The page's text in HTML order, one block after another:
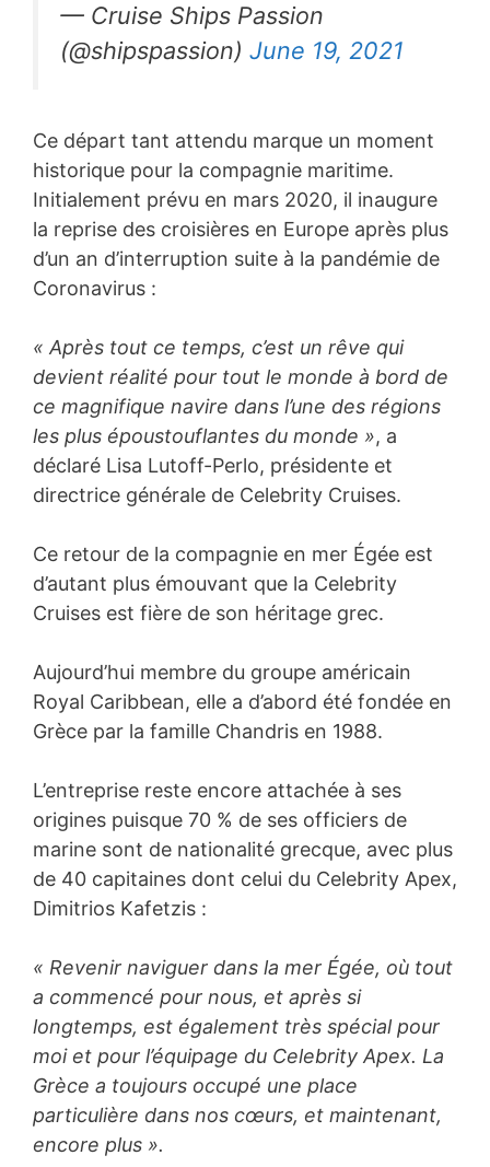
— Cruise Ships Passion
(@shipspassion) June 19, 2021
Ce départ tant attendu marque un moment
historique pour la compagnie maritime.
Initialement prévu en mars 2020, il inaugure
la reprise des croisières en Europe après plus
d’un an d’interruption suite à la pandémie de
Coronavirus :
« Après tout ce temps, c’est un rêve qui
devient réalité pour tout le monde à bord de
ce magnifique navire dans l’une des régions
les plus époustouflantes du monde », a
déclaré Lisa Lutoff-Perlo, présidente et
directrice générale de Celebrity Cruises.
Ce retour de la compagnie en mer Égée est
d’autant plus émouvant que la Celebrity
Cruises est fière de son héritage grec.
Aujourd’hui membre du groupe américain
Royal Caribbean, elle a d’abord été fondée en
Grèce par la famille Chandris en 1988.
L’entreprise reste encore attachée à ses
origines puisque 70 % de ses officiers de
marine sont de nationalité grecque, avec plus
de 40 capitaines dont celui du Celebrity Apex,
Dimitrios Kafetzis :
« Revenir naviguer dans la mer Égée, où tout
a commencé pour nous, et après si
longtemps, est également très spécial pour
moi et pour l’équipage du Celebrity Apex. La
Grèce a toujours occupé une place
particulière dans nos cœurs, et maintenant,
encore plus ».